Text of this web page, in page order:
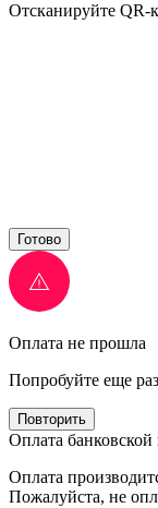
Отсканируйте QR-
Готово
Оплата не прошла
Попробуйте еще раз
Повторить
Оплата банковской
Оплата
Пожалуйста, не